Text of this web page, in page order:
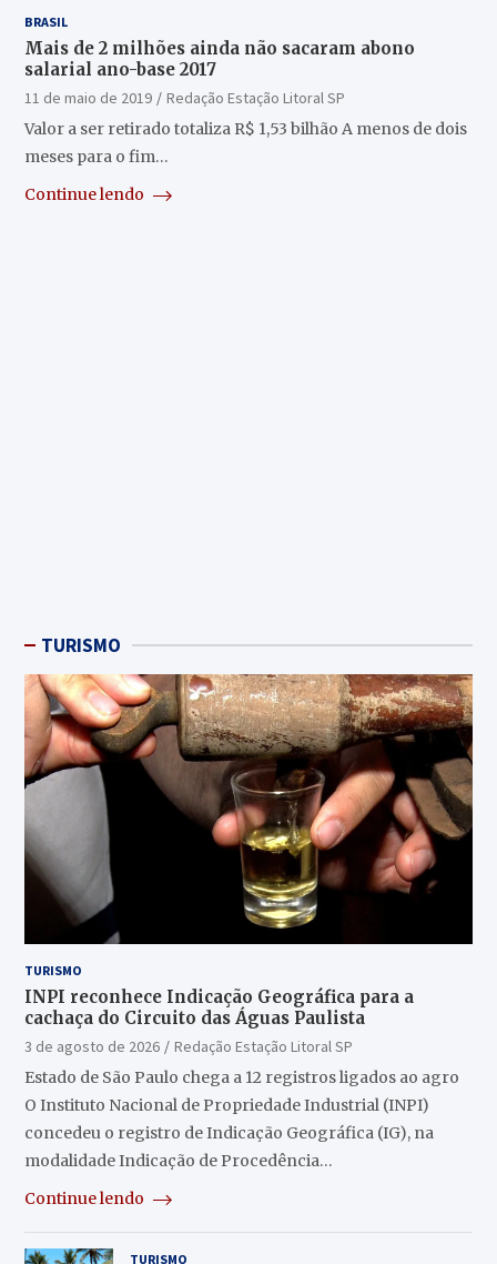
BRASIL
Mais de 2 milhões ainda não sacaram abono
salarial ano-base 2017
11 de maio de 2019
Redação Estação Litoral SP
Valor a ser retirado totaliza R$ 1,53 bilhão A menos de dois
meses para o fim…
Continue lendo
TURISMO
TURISMO
INPI reconhece Indicação Geográfica para a
cachaça do Circuito das Águas Paulista
3 de agosto de 2026
Redação Estação Litoral SP
Estado de São Paulo chega a 12 registros ligados ao agro
O Instituto Nacional de Propriedade Industrial (INPI)
concedeu o registro de Indicação Geográfica (IG), na
modalidade Indicação de Procedência…
Continue lendo
TURISMO